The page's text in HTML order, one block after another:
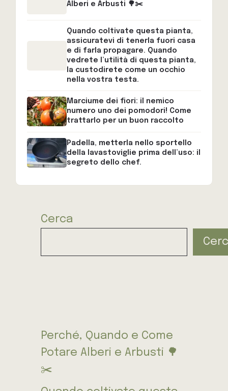
Alberi e Arbusti 🌳✂️
Quando coltivate questa pianta,
assicuratevi di tenerla fuori casa
e di farla propagare. Quando
vedrete l’utilità di questa pianta,
la custodirete come un occhio
nella vostra testa.
Marciume dei fiori: il nemico
numero uno dei pomodori! Come
trattarlo per un buon raccolto
Padella, metterla nello sportello
della lavastoviglie prima dell’uso: il
segreto dello chef.
Cerca
Perché, Quando e Come
Potare Alberi e Arbusti 🌳
✂️